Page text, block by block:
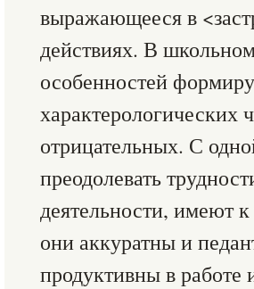
выражающееся в
действиях. В
особенностей
характерологических
отрицательных. С
преодолевать
деятельности, имеют
они аккуратны и
продуктивны в